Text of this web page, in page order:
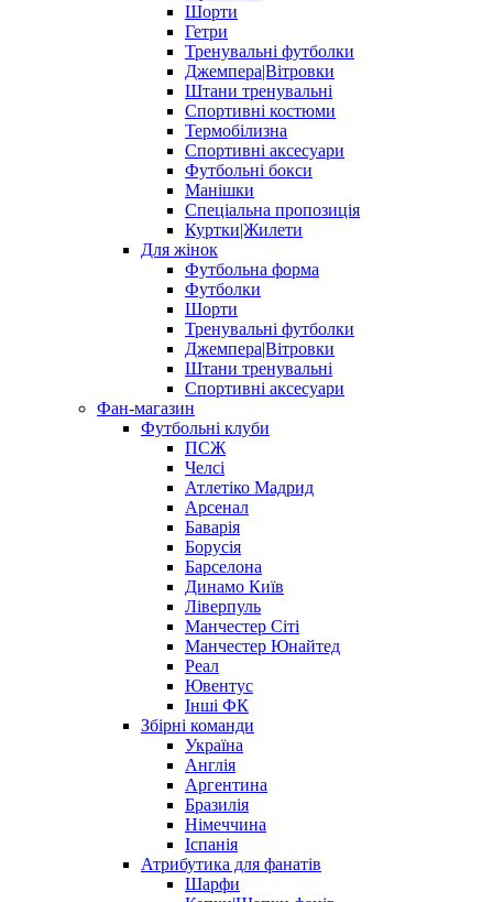
Шорти
Гетри
Тренувальні футболки
Джемпера|Вітровки
Штани тренувальні
Спортивні костюми
Термобілизна
Спортивні аксесуари
Футбольні бокси
Манішки
Спеціальна пропозиція
Куртки|Жилети
Для жінок
Футбольна форма
Футболки
Шорти
Тренувальні футболки
Джемпера|Вітровки
Штани тренувальні
Спортивні аксесуари
Фан-магазин
Футбольні клуби
ПСЖ
Челсі
Атлетіко Мадрид
Арсенал
Баварія
Борусія
Барселона
Динамо Київ
Ліверпуль
Манчестер Сіті
Манчестер Юнайтед
Реал
Ювентус
Інші ФК
Збірні команди
Україна
Англія
Аргентина
Бразилія
Німеччина
Іспанія
Атрибутика для фанатів
Шарфи